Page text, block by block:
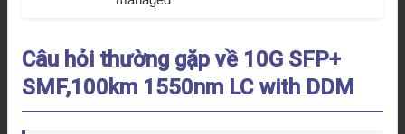
Câu hỏi thường gặp về 10G SFP+
SMF,100km 1550nm LC with DDM